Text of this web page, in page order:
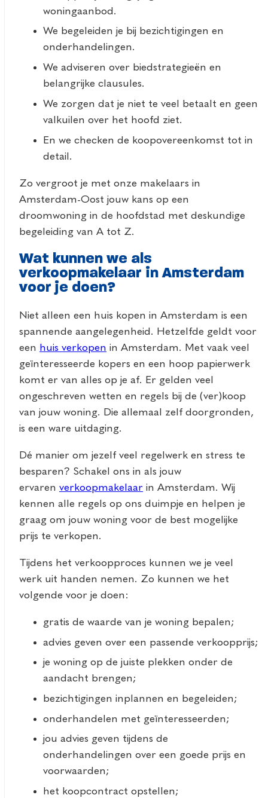
woningaanbod.
We begeleiden je bij bezichtigingen en
onderhandelingen.
We adviseren over biedstrategieën en
belangrijke clausules.
We zorgen dat je niet te veel betaalt en geen
valkuilen over het hoofd ziet.
En we checken de koopovereenkomst tot in
detail.
Zo vergroot je met onze makelaars in
Amsterdam-Oost jouw kans op een
droomwoning in de hoofdstad met deskundige
begeleiding van A tot Z.
Wat kunnen we als
verkoopmakelaar in Amsterdam
voor je doen?
Niet alleen een huis kopen in Amsterdam is een
spannende aangelegenheid. Hetzelfde geldt voor
een huis verkopen in Amsterdam. Met vaak veel
geïnteresseerde kopers en een hoop papierwerk
komt er van alles op je af. Er gelden veel
ongeschreven wetten en regels bij de (ver)koop
van jouw woning. Die allemaal zelf doorgronden,
is een ware uitdaging.
Dé manier om jezelf veel regelwerk en stress te
besparen? Schakel ons in als jouw
ervaren verkoopmakelaar in Amsterdam. Wij
kennen alle regels op ons duimpje en helpen je
graag om jouw woning voor de best mogelijke
prijs te verkopen.
Tijdens het verkoopproces kunnen we je veel
werk uit handen nemen. Zo kunnen we het
volgende voor je doen:
gratis de waarde van je woning bepalen;
advies geven over een passende verkoopprijs;
je woning op de juiste plekken onder de
aandacht brengen;
bezichtigingen inplannen en begeleiden;
onderhandelen met geïnteresseerden;
jou advies geven tijdens de
onderhandelingen over een goede prijs en
voorwaarden;
het koopcontract opstellen;